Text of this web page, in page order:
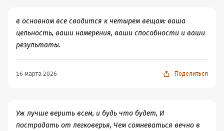
в основном все сводится к четырем вещам: ваша
цельность, ваши намерения, ваши способности и ваши
результаты.
16 марта 2026 Поделиться
Уж лучше верить всем, и будь что будет, И
пострадать от легковерья, Чем сомневаться вечно в